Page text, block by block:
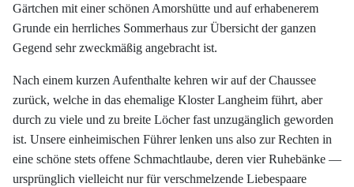
Gärtchen mit einer schönen Amorshütte und auf erhabenerem
Grunde ein herrliches Sommerhaus zur Übersicht der ganzen
Gegend sehr zweckmäßig angebracht ist.
Nach einem kurzen Aufenthalte kehren wir auf der Chaussee
zurück, welche in das ehemalige Kloster Langheim führt, aber
durch zu viele und zu breite Löcher fast unzugänglich geworden
ist. Unsere einheimischen Führer lenken uns also zur Rechten in
eine schöne stets offene Schmachtlaube, deren vier Ruhebänke —
ursprünglich vielleicht nur für verschmelzende Liebespaare